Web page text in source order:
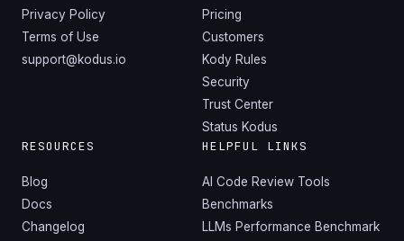
Privacy Policy
Terms of Use
support@kodus.io
Pricing
Customers
Kody Rules
Security
Trust Center
Status Kodus
RESOURCES
Blog
Docs
Changelog
HELPFUL LINKS
AI Code Review Tools
Benchmarks
LLMs Performance Benchmark